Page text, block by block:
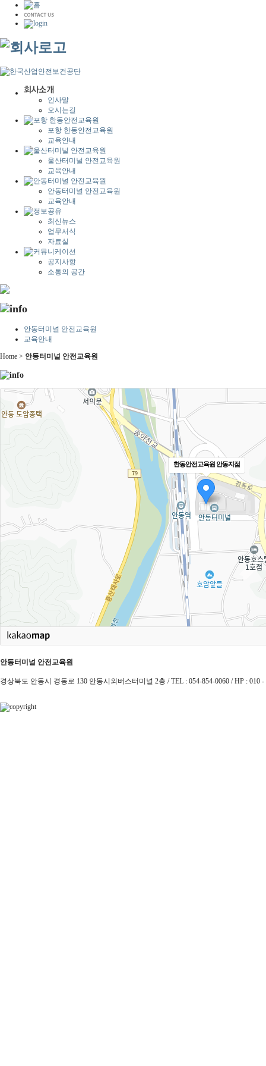
인사말
오시는길
포항 한동안전교육원
교육안내
울산터미널 안전교육원
교육안내
안동터미널 안전교육원
교육안내
최신뉴스
업무서식
자료실
공지사항
소통의 공간
안동터미널 안전교육원
교육안내
Home > 안동터미널 안전교육원
한동안전교육원 안동지점
안동터미널 안전교육원
경상북도 안동시 경동로 130 안동시외버스터미널 2층 / TEL : 054-854-0060 / HP : 010 -